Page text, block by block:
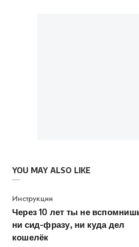
YOU MAY ALSO LIKE
Category
Инструкции
Через 10 лет ты не
ни сид-фразу, ни куда дел
кошелёк